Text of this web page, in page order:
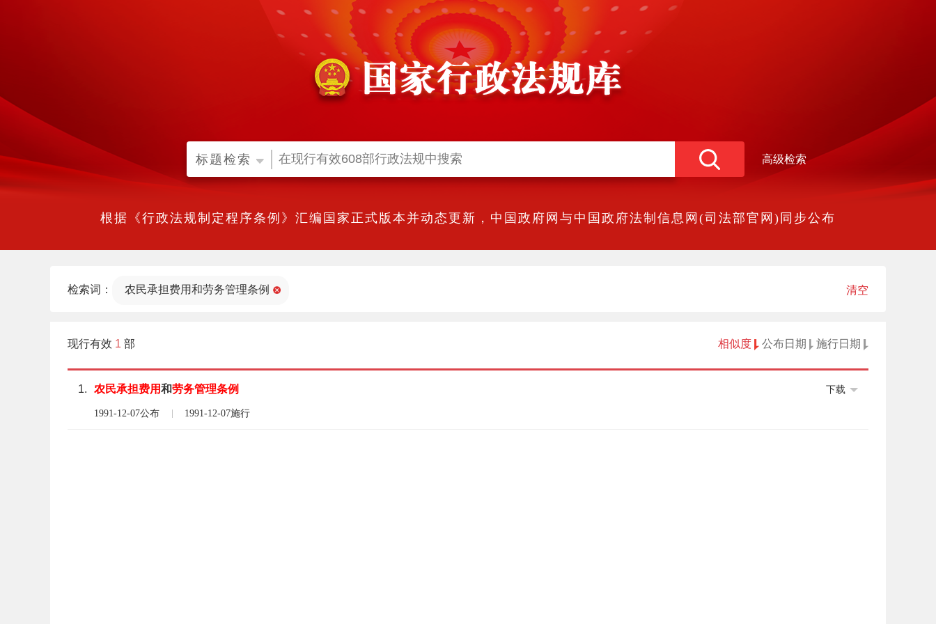
标题检索 高级检索
根据《行政法规制定程序条例》汇编国家正式版本并动态更新，中国政府网与中国政府法制信息网(司法部官网)同步公布
检索词： 农民承担费用和劳务管理条例 清空
现行有效 1 部 相似度 公布日期 施行日期
1. 农民承担费用和劳务管理条例
1991-12-07公布 1991-12-07施行
下载